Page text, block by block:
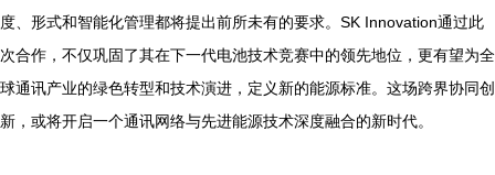
度、形式和智能化管理都将提出前所未有的要求。SK Innovation通过此
次合作，不仅巩固了其在下一代电池技术竞赛中的领先地位，更有望为全
球通讯产业的绿色转型和技术演进，定义新的能源标准。这场跨界协同创
新，或将开启一个通讯网络与先进能源技术深度融合的新时代。